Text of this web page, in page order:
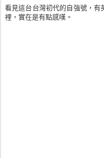
看見這台台灣初代的自強號，
裡，實在是有點感嘆。